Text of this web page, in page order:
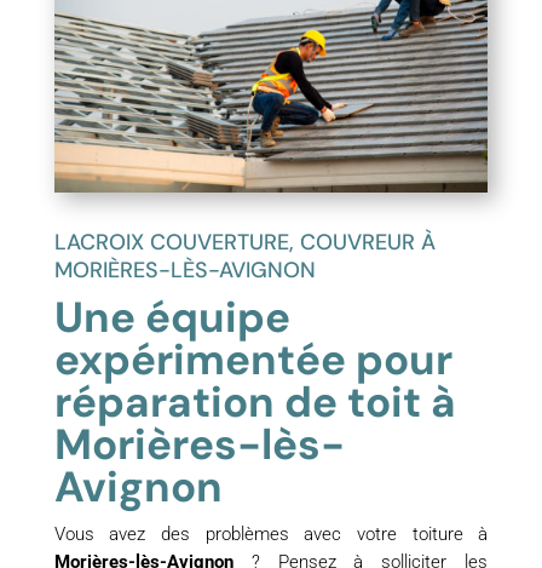
LACROIX COUVERTURE, COUVREUR À
MORIÈRES-LÈS-AVIGNON
Une équipe
expérimentée pour
réparation de toit à
Morières-lès-
Avignon
Vous avez des problèmes avec votre toiture à
Morières-lès-Avignon? Pensez à solliciter les